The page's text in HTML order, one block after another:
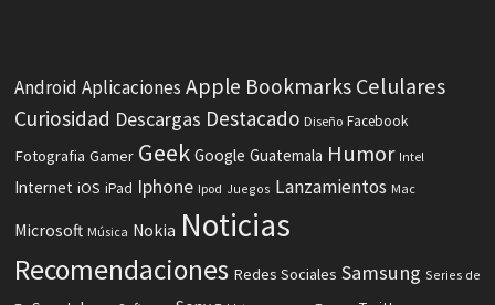
Android Aplicaciones Apple Bookmarks Celulares
Curiosidad Descargas Destacado Diseño Facebook
Fotografia Gamer Geek Google Guatemala Humor Intel
Internet iOS iPad Iphone Ipod Juegos Lanzamientos Mac
Microsoft Música Nokia Noticias
Recomendaciones Redes Sociales Samsung Series de